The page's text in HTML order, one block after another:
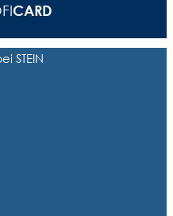
und Umwelt.
CARD